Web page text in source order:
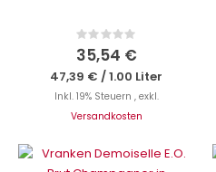
Rating:
0%
35,54 €
47,39 € /1.00 Liter
Inkl. 19% Steuern , exkl.
Versandkosten